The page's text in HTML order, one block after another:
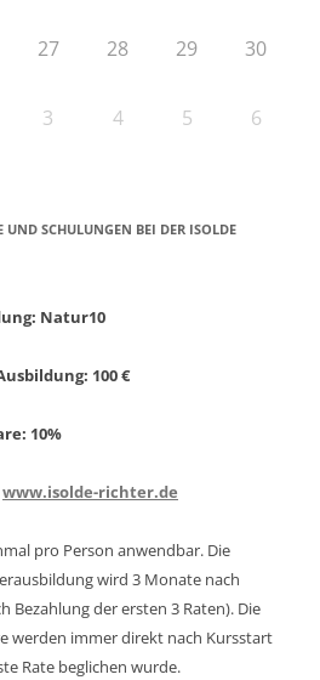
27 28 29 30
3 4 5 6
SCHULUNGEN BEI DER ISOLDE R
: Natur10
100 €
10%
www.isolde-richter.de
pro Person anwendbar. Die
wird 3 Monate nach
Bezahlung der ersten 3 Raten). Die
werden immer direkt nach Kursstart
Rate beglichen wurde.